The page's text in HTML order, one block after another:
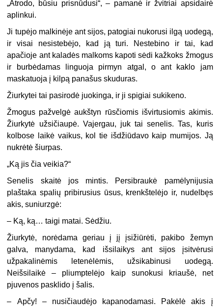
„Atrodo, būsiu prisnūdusi“, – pamanė ir žvitriai apsidairė
aplinkui.
Ji tupėjo malkinėje ant sijos, patogiai nukorusi ilgą uodegą,
ir visai nesistebėjo, kad ją turi. Nestebino ir tai, kad
apačioje ant kaladės malkoms kapoti sėdi kažkoks žmogus
ir burbėdamas linguoja pirmyn atgal, o ant kaklo jam
maskatuoja į kilpą panašus skuduras.
Žiurkytei tai pasirodė juokinga, ir ji spigiai sukikeno.
Žmogus pažvelgė aukštyn rūsčiomis išvirtusiomis akimis.
Žiurkytė užsičiaupė. Vajergau, juk tai senelis. Tas, kuris
kolbose laikė vaikus, kol tie išdžiūdavo kaip mumijos. Ją
nukrėtė šiurpas.
„Ką jis čia veikia?“
Senelis skaitė jos mintis. Persibraukė pamėlynijusia
plaštaka spalių pribirusius ūsus, krenkštelėjo ir, nudelbęs
akis, suniurzgė:
– Ką, ką… taigi matai. Sėdžiu.
Žiurkytė, norėdama geriau į jį įsižiūrėti, pakibo žemyn
galva, manydama, kad išsilaikys ant sijos įsitvėrusi
užpakalinėmis letenėlėmis, užsikabinusi uodegą.
Neišsilaikė – pliumptelėjo kaip sunokusi kriaušė, net
pjuvenos pasklido į šalis.
– Apčy! – nusičiaudėjo kapanodamasi. Pakėlė akis į